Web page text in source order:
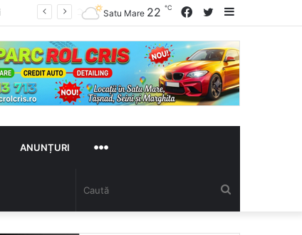
Sidebar
Twitter
Facebook
Satu Mare 22 ℃
ANUNȚURI
MULTE